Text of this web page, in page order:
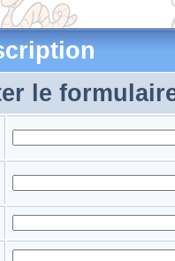
le